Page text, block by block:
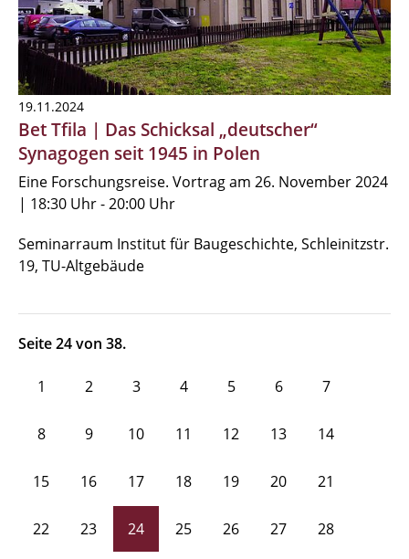
19.11.2024
Bet Tfila | Das Schicksal „deutscher“
Synagogen seit 1945 in Polen
Eine Forschungsreise. Vortrag am 26. November 2024
| 18:30 Uhr - 20:00 Uhr
Seminarraum Institut für Baugeschichte, Schleinitzstr.
19, TU-Altgebäude
Seite 24 von 38.
1 2 3 4 5 6 7
8 9 10 11 12 13 14
15 16 17 18 19 20 21
22 23 24 25 26 27 28